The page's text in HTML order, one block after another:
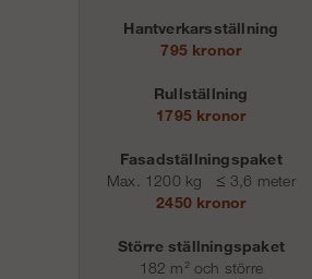
Hantverkarsställning
795 kronor
Rullställning
1795 kronor
Fasadställningspaket
Max. 1200 kg
≤ 3,6 meter
2450 kronor
Större ställningspaket
182 m² och större